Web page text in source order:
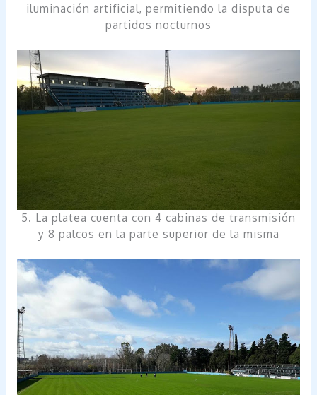
iluminación artificial, permitiendo la disputa de
partidos nocturnos
5. La platea cuenta con 4 cabinas de transmisión
y 8 palcos en la parte superior de la misma